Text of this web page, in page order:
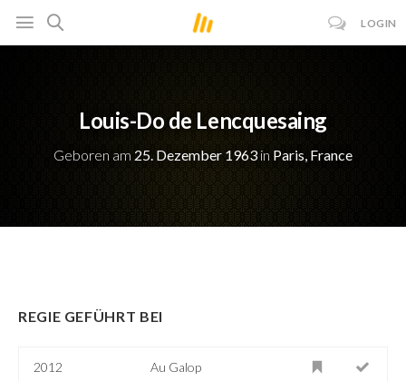
LOGIN
Louis-Do de Lencquesaing
Geboren am 25. Dezember 1963in Paris, France
REGIE GEFÜHRT BEI
2012 Au Galop